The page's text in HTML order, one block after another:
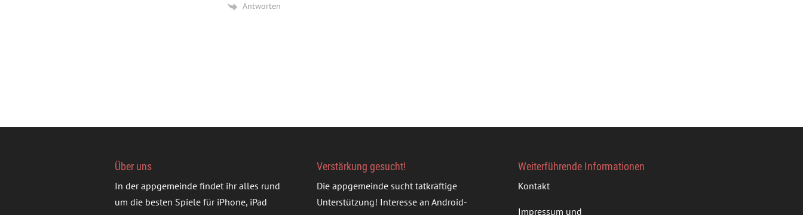
Antworten
Über uns
In der appgemeinde findet ihr alles rund
um die besten Spiele für iPhone, iPad
Verstärkung gesucht!
Die appgemeinde sucht tatkräftige
Unterstützung! Interesse an Android-
Weiterführende Informationen
Kontakt
Impressum und